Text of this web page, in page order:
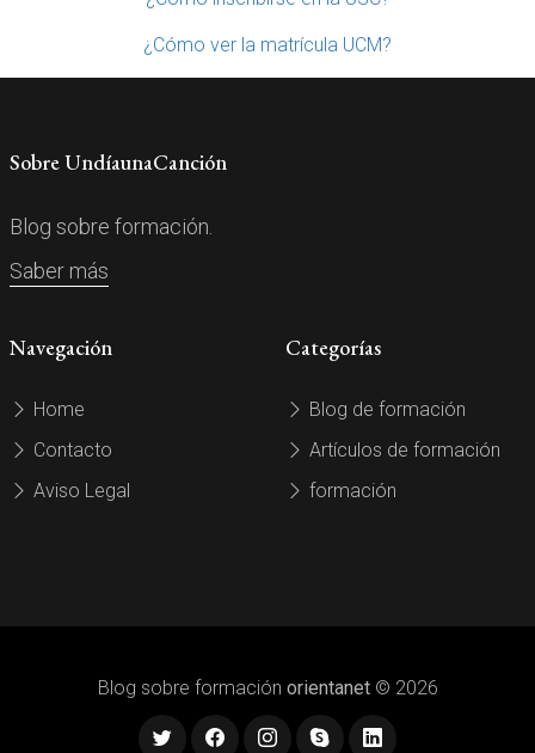
¿Cómo ver la matrícula UCM?
Sobre UndíaunaCanción
Blog sobre formación.
Saber más
Navegación
Home
Contacto
Aviso Legal
Categorías
Blog de formación
Artículos de formación
formación
Blog sobre formación orientanet© 2026